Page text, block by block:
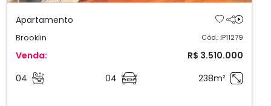
Apartamento
Brooklin Cód.: IP11279
Venda:
R$ 3.510.000
04
04 238m²